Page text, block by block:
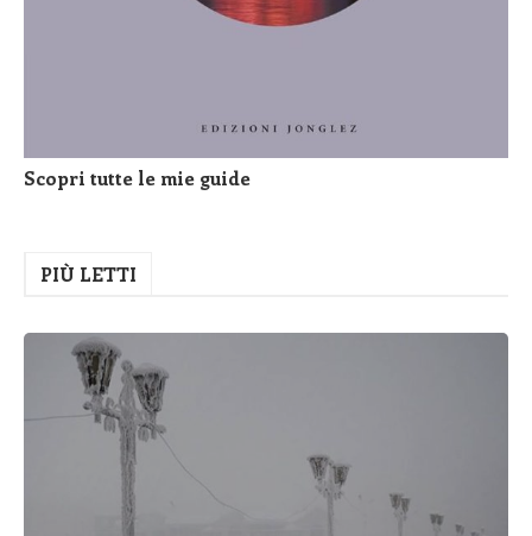
Scopri tutte le mie guide
PIÙ LETTI